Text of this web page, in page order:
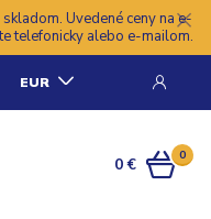
Uvedené ceny na e-
telefonicky alebo e-mailom.
EUR
0
0 €